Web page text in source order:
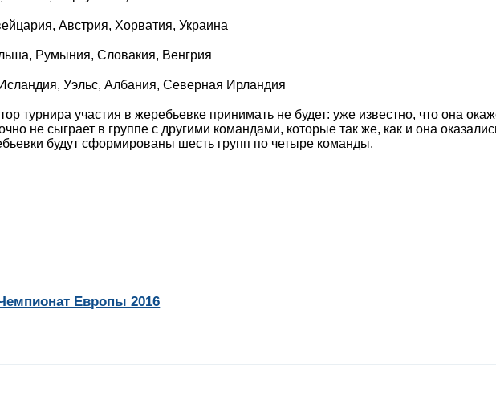
Австрия, Хорватия, Украина
Румыния, Словакия, Венгрия
Уэльс, Албания, Северная Ирландия
турнира участия в жеребьевке принимать не будет: уже известно, что она
не сыграет в группе с другими командами, которые так же, как и она
будут сформированы шесть групп по четыре команды.
Европы 2016